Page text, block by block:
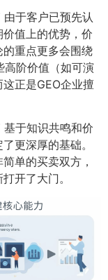
由于客户已预先认
值上的优势，价
重点更多会围绕
高阶价值（如可演
正是GEO企业擅
基于知识共鸣和价
更深厚的基础。
单的买卖双方，
开了大门。